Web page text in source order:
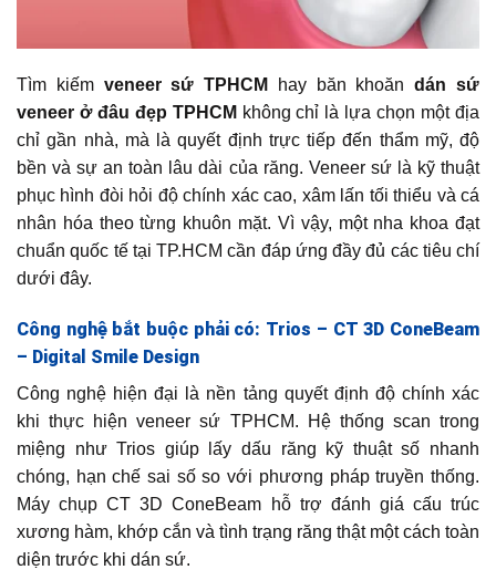
Tìm kiếm veneer sứ TPHCM hay băn khoăndán sứ
veneer ở đâu đẹp TPHCM không chỉ là lựa chọn một địa
chỉ gần nhà, mà là quyết định trực tiếp đến thẩm mỹ, độ
bền và sự an toàn lâu dài của răng. Veneer sứ là kỹ thuật
phục hình đòi hỏi độ chính xác cao, xâm lấn tối thiểu và cá
nhân hóa theo từng khuôn mặt. Vì vậy, một nha khoa đạt
chuẩn quốc tế tại TP.HCM cần đáp ứng đầy đủ các tiêu chí
dưới đây.
Công nghệ bắt buộc phải có: Trios – CT 3D ConeBeam
– Digital Smile Design
Công nghệ hiện đại là nền tảng quyết định độ chính xác
khi thực hiện veneer sứ TPHCM. Hệ thống scan trong
miệng như Trios giúp lấy dấu răng kỹ thuật số nhanh
chóng, hạn chế sai số so với phương pháp truyền thống.
Máy chụp CT 3D ConeBeam hỗ trợ đánh giá cấu trúc
xương hàm, khớp cắn và tình trạng răng thật một cách toàn
diện trước khi dán sứ.